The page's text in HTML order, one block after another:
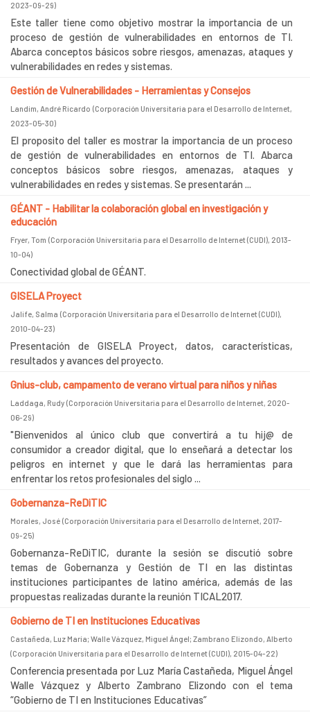
2023-09-29)
Este taller tiene como objetivo mostrar la importancia de un
proceso de gestión de vulnerabilidades en entornos de TI.
Abarca conceptos básicos sobre riesgos, amenazas, ataques y
vulnerabilidades en redes y sistemas.
Gestión de Vulnerabilidades - Herramientas y Consejos
Landim, André Ricardo (Corporación Universitaria para el Desarrollo de Internet,
2023-05-30)
El proposito del taller es mostrar la importancia de un proceso
de gestión de vulnerabilidades en entornos de TI. Abarca
conceptos básicos sobre riesgos, amenazas, ataques y
vulnerabilidades en redes y sistemas. Se presentarán ...
GÉANT - Habilitar la colaboración global en investigación y
educación
Fryer, Tom (Corporación Universitaria para el Desarrollo de Internet (CUDI), 2013-
10-04)
Conectividad global de GÉANT.
GISELA Proyect
Jalife, Salma (Corporación Universitaria para el Desarrollo de Internet (CUDI),
2010-04-23)
Presentación de GISELA Proyect, datos, características,
resultados y avances del proyecto.
Gnius-club, campamento de verano virtual para niños y niñas
Laddaga, Rudy (Corporación Universitaria para el Desarrollo de Internet, 2020-
06-29)
"Bienvenidos al único club que convertirá a tu hij@ de
consumidor a creador digital, que lo enseñará a detectar los
peligros en internet y que le dará las herramientas para
enfrentar los retos profesionales del siglo ...
Gobernanza-ReDiTIC
Morales, José (Corporación Universitaria para el Desarrollo de Internet, 2017-
09-25)
Gobernanza-ReDiTIC, durante la sesión se discutió sobre
temas de Gobernanza y Gestión de TI en las distintas
instituciones participantes de latino américa, además de las
propuestas realizadas durante la reunión TICAL2017.
Gobierno de TI en Instituciones Educativas
Castañeda, Luz María; Walle Vázquez, Miguel Ángel; Zambrano Elizondo, Alberto
(Corporación Universitaria para el Desarrollo de Internet (CUDI), 2015-04-22)
Conferencia presentada por Luz María Castañeda, Miguel Ángel
Walle Vázquez y Alberto Zambrano Elizondo con el tema
“Gobierno de TI en Instituciones Educativas”